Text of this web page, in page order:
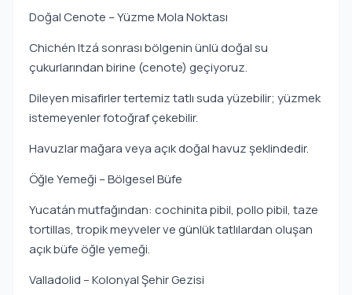
Doğal Cenote – Yüzme Mola Noktası
Chichén Itzá sonrası bölgenin ünlü doğal su
çukurlarından birine (cenote) geçiyoruz.
Dileyen misafirler tertemiz tatlı suda yüzebilir; yüzmek
istemeyenler fotoğraf çekebilir.
Havuzlar mağara veya açık doğal havuz şeklindedir.
Öğle Yemeği – Bölgesel Büfe
Yucatán mutfağından: cochinita pibil, pollo pibil, taze
tortillas, tropik meyveler ve günlük tatlılardan oluşan
açık büfe öğle yemeği.
Valladolid – Kolonyal Şehir Gezisi